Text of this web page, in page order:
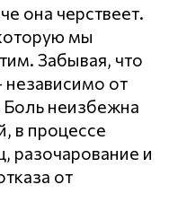
она черствеет.
мы
Забывая, что
независимо от
Боль неизбежна
в процессе
разочарование и
от